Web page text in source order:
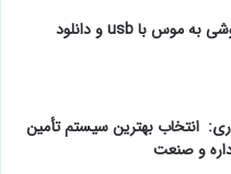
3 روش تبدیل گوشی به موس با usb و دانلود
انتخاب بهترین سیستم تأمین
و صنعت